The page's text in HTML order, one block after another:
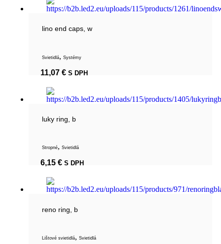
lino end caps, w
Svietidlá, Systémy
11,07 € S DPH
luky ring, b
Stropné, Svietidlá
6,15 € S DPH
reno ring, b
Lištové svietidlá, Svietidlá